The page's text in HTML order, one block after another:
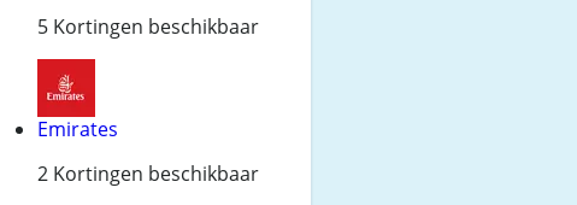
5 Kortingen beschikbaar
Emirates
2 Kortingen beschikbaar